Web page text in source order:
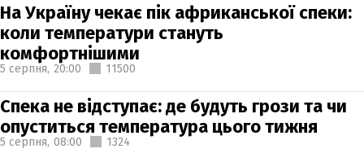
На Україну чекає пік африканської спеки:
коли температури стануть
комфортнішими
5 серпня, 20:00 11500
Спека не відступає: де будуть грози та чи
опуститься температура цього тижня
5 серпня, 08:00 1324